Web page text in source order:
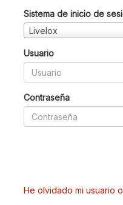
Sistema de inicio de
Livelox
Usuario
Contraseña
He olvidado mi usuario